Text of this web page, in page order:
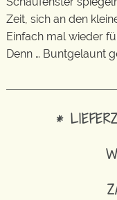
Zeit, sich an den
Einfach mal wieder
Denn … Buntgelaunt
*